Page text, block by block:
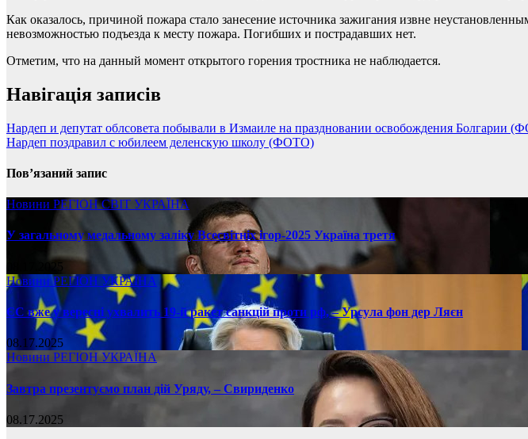
Как оказалось, причиной пожара стало занесение источника зажигания извне
невозможностью подъезда к месту пожара. Погибших и пострадавших нет.
Отметим, что на данный момент открытого горения тростника не наблюдается.
Навігація записів
Нардеп и депутат облсовета побывали в Измаиле на праздновании освобождения Болгарии
Нардеп поздравил с юбилеем деленскую школу (ФОТО)
Пов’язаний запис
Новини РЕГІОНСВІТ УКРАЇНА
У загальному медальному заліку Всесвітніх ігор-2025 Україна третя
08.17.2025
НовиниРЕГІОН УКРАЇНА
ЄС вже у вересні ухвалить 19-й ракет санкцій проти рф, – Урсула фон дер Ляєн
08.17.2025
Новини РЕГІОН УКРАЇНА
Завтра презентуємо план дій Уряду, – Свириденко
08.17.2025